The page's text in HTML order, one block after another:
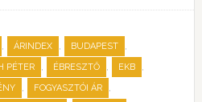
, ÁRINDEX , BUDAPEST ,
PÉTER , ÉBRESZTŐ , EKB ,
, FOGYASZTÓI ÁR ,